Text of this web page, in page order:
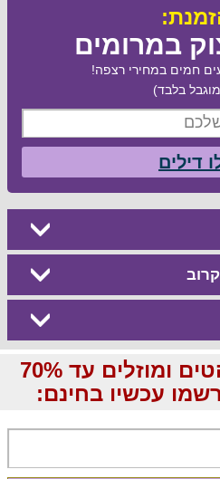
במרומים
חמים במחירי רצפה!
בלבד)
דילים
קבלו מבצעים לוהטים ומוזלים עד 70%
עכשיו בחינם: